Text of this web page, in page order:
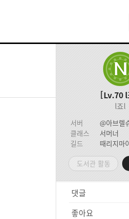
Lv.70 l
l죠l
서버
@아브렐
클래스
서머너
길드
때리지마
도서관 활동
댓글
좋아요